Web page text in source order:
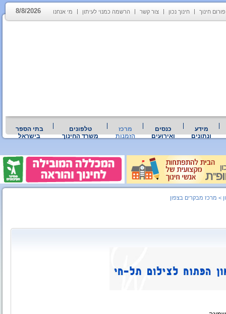
פורום חינוך חינוך נכון צור קשר הרשמה כמנוי לעיתון מי אנחנו 8/8/2026
מידע
ונתונים
כנסים
ואירועים
מרכז
הזמנות
טלפונים
משרד החינוך
בתי הספר
בישראל
> מרכז מבקרים בצפון